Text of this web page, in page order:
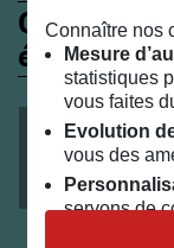
Ces
également
Visite
le 11/06/2026
VISITE
Connaître nos
Mesure
statistiques
vous faites
Evolution
vous des
servons de